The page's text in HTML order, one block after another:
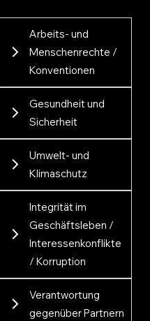
Arbeits- und
Menschenrechte /
Konventionen
Gesundheit und
Sicherheit
Umwelt- und
Klimaschutz
Integrität im
Geschäftsleben /
Interessenkonflikte
/ Korruption
Verantwortung
gegenüber Partnern